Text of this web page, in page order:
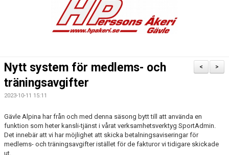
TRÄNING
LÄGER
KLUBBKLÄDER & UTRUSTNING
>
<
Nytt system för medlems- och
träningsavgifter
2023-10-11 15:11
Gävle Alpina har från och med denna säsong bytt till att använda en
funktion som heter kansli-tjänst i vårat verksamhetsverktyg SportAdmin.
Det innebär att vi har möjlighet att skicka betalningsaviseringar för
medlems- och träningsavgifter istället för de fakturor vi tidigare skickade
ut.